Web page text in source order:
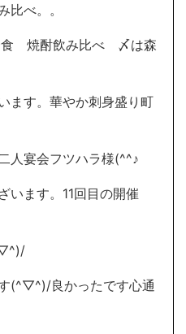
べ。。
食 焼酎飲み比べ 〆は森
ます。華やか刺身盛り町
人宴会フツハラ様(^^♪
います。11回目の開催
(^▽^)/良かったです心通